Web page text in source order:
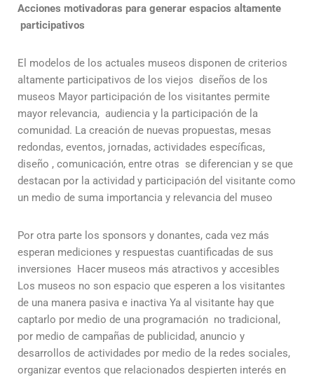
Acciones motivadoras para generar espacios altamente
participativos
El modelos de los actuales museos disponen de criterios
altamente participativos de los viejos diseños de los
museos Mayor participación de los visitantes permite
mayor relevancia, audiencia y la participación de la
comunidad. La creación de nuevas propuestas, mesas
redondas, eventos, jornadas, actividades específicas,
diseño , comunicación, entre otras se diferencian y se que
destacan por la actividad y participación del visitante como
un medio de suma importancia y relevancia del museo
Por otra parte los sponsors y donantes, cada vez más
esperan mediciones y respuestas cuantificadas de sus
inversiones Hacer museos más atractivos y accesibles
Los museos no son espacio que esperen a los visitantes
de una manera pasiva e inactiva Ya al visitante hay que
captarlo por medio de una programación no tradicional,
por medio de campañas de publicidad, anuncio y
desarrollos de actividades por medio de la redes sociales,
organizar eventos que relacionados despierten interés en